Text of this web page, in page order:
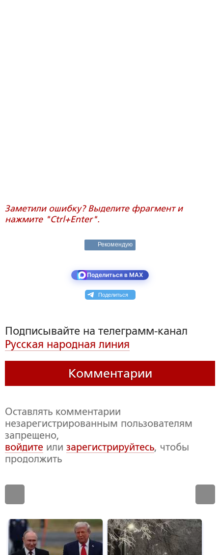
Заметили ошибку? Выделите фрагмент и
нажмите "Ctrl+Enter".
Рекомендую
Поделиться в MAX
Поделиться
Подписывайте на телеграмм-канал
Русская народная линия
Комментарии
Оставлять комментарии
незарегистрированным пользователям
запрещено,
войдите или зарегистрируйтесь, чтобы
продолжить